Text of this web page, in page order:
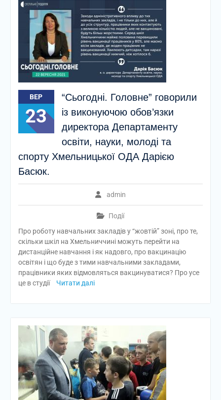
ВЕР
23
“Сьогодні. Головне” говорили
із виконуючою обов’язки
директора Департаменту
освіти, науки, молоді та
спорту Хмельницької ОДА Дарією
Басюк.
admin
Події
Про роботу навчальних закладів у “жовтій” зоні, про те,
скільки шкіл на Хмельниччині можуть перейти на
дистанційне навчання і як надовго, про вакцинацію
освітян і що буде з тими навчальними закладами,
працівники яких відмовляться вакцинуватися? Про усе
це в студії
Читати далі